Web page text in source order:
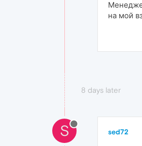
на мой
8 days later
S sed72